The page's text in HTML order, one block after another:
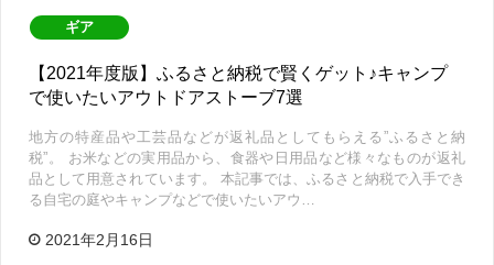
ギア
【2021年度版】ふるさと納税で賢くゲット♪キャンプ
で使いたいアウトドアストーブ7選
地方の特産品や工芸品などが返礼品としてもらえる”ふるさと納
税”。 お米などの実用品から、食器や日用品など様々なものが返礼
品として用意されています。 本記事では、ふるさと納税で入手でき
る自宅の庭やキャンプなどで使いたいアウ…
2021年2月16日